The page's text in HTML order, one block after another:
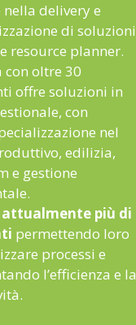
delivery e
di soluzioni
resource planner.
con oltre 30
offre soluzioni in
con
nel
edilizia,
e gestione
attualmente più di
permettendo loro
processi e
l’efficienza e la